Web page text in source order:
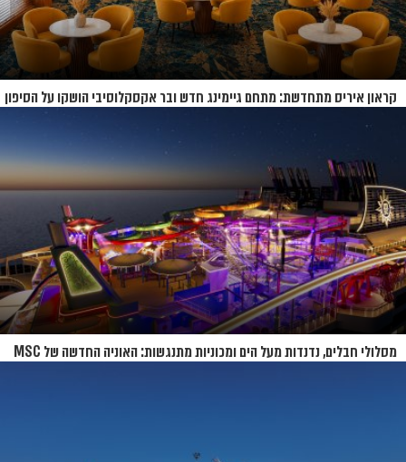
קראון איריס מתחדשת: מתחם גיימינג חדש ובר אקסקלוסיבי הושקו על הסיפון
מסלולי חבלים, נדנדות מעל הים ומכוניות מתנגשות: האוניה החדשה של MSC